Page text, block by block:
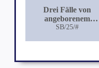
Drei Fälle von
angeborenem
einseitigen
SB/25/#